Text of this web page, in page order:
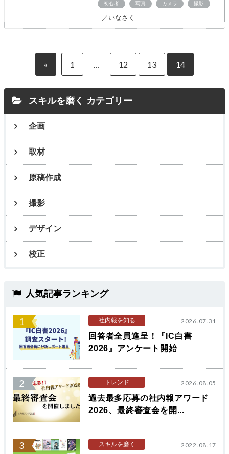
初心者 写真 カメラ 撮影
／いなさく
« 1 … 12 13 14
スキルを磨く カテゴリー
企画
取材
原稿作成
撮影
デザイン
校正
人気記事ランキング
1 社内報を知る 2026.07.31
回答者全員進呈！『IC白書
2026』アンケート開始
2 トレンド 2026.08.05
過去最多応募の社内報アワード
2026、最終審査会を開...
3 スキルを磨く 2022.08.17